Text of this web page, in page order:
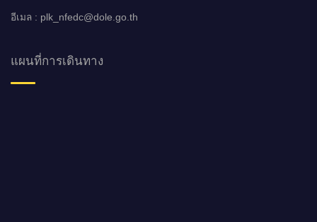
อีเมล : plk_nfedc@dole.go.th
แผนที่การเดินทาง